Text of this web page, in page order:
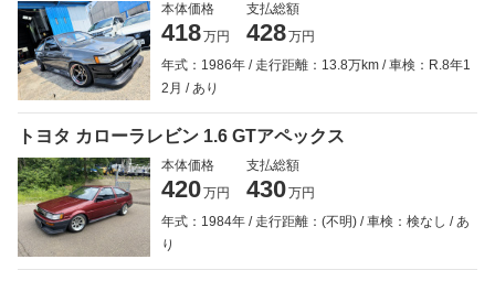
本体価格
418万円
支払総額
428万円
年式：1986年
走行距離：13.8万km
車検：R.8年1
2月
あり
トヨタ カローラレビン 1.6 GTアペックス
本体価格
420万円
支払総額
430万円
年式：1984年
走行距離：(不明) 車検：検なし
あ
り